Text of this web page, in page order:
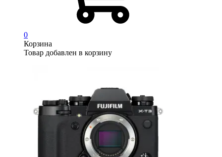
0
Корзина
Товар добавлен в корзину